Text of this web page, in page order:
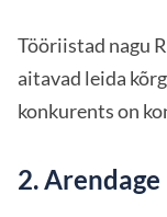
Tööriistad nagu
aitavad leida
konkurents on
2.